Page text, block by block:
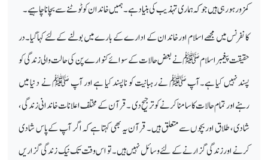
کمزور ہو رہی ہیں جو کہ ہماری تہذیب کی بنیاد ہے ۔ہمیں خاندان کوٹوٹنے سے بچانا چاہیے۔
کانفرنس میں مجھے اسلام اورخاندان کے ادارے کے بارے میں بولنے کے لئے کہا گیا۔در
حقیقت پیغمبر اسلام ﷺ نے بعض حالات کے سوائے کنوارے پن کی حالت والی زندگی کو
پسند نہیں کیا ہے۔آپ ﷺ نے رہبانیت کو ناپسند کیا ہے اور آپ ﷺ نے دنیا میں
رہنے اور تمام حالات کا سامنا کرنے کو ترجیح دی ۔ قرآن کے مختلف اعلانات خاندانی زندگی ،
شادی ، طلاق اور بچوں سے متعلق ہیں۔ قرآن یہ بھی کہتا ہے کہ اگر آپ کے پاس شادی
کرنے اور زندگی گزارنے کے لئے وسائل نہیں ہیں۔ تو اس وقت تک نیک زندگی گزاریں